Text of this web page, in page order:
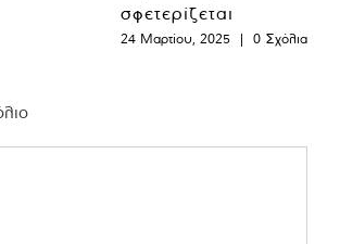
σφετερίζεται
24 Μαρτίου, 2025 | 0 Σχόλια